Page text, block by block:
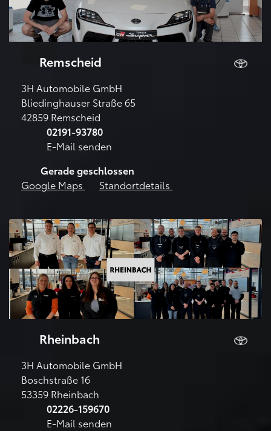
Remscheid
3H Automobile GmbH
Bliedinghauser Straße 65
42859 Remscheid
02191-93780
E-Mail senden
Gerade geschlossen
Google Maps Standortdetails
Rheinbach
3H Automobile GmbH
Boschstraße 16
53359 Rheinbach
02226-159670
E-Mail senden